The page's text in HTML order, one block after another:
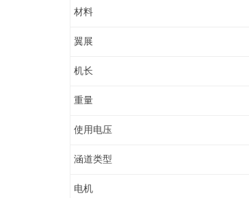
材料
翼展
机长
重量
使用电压
涵道类型
电机